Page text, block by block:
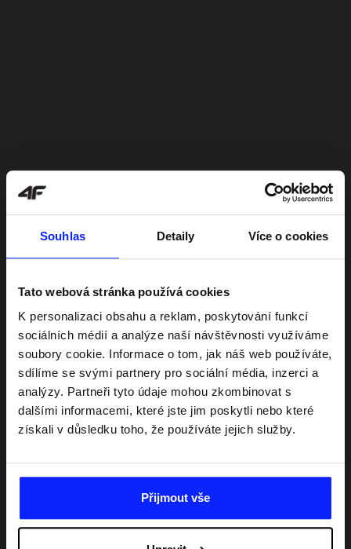
Souhlas Detaily Více o cookies
Tato webová stránka používá cookies
K personalizaci obsahu a reklam, poskytování funkcí
sociálních médií a analýze naší návštěvnosti využíváme
soubory cookie. Informace o tom, jak náš web používáte,
sdílíme se svými partnery pro sociální média, inzerci a
analýzy. Partneři tyto údaje mohou zkombinovat s
dalšími informacemi, které jste jim poskytli nebo které
získali v důsledku toho, že používáte jejich služby.
Přijmout vše